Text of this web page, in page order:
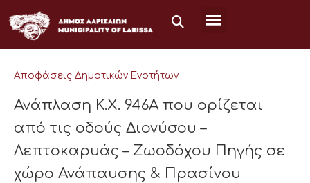
στο
περιεχόμενο
Αποφάσεις Δημοτικών Ενοτήτων
Ανάπλαση Κ.Χ. 946Α που ορίζεται
από τις οδούς Διονύσου –
Λεπτοκαρυάς – Ζωοδόχου Πηγής σε
χώρο Ανάπαυσης & Πρασίνου